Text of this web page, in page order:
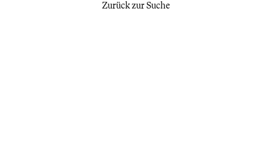
Zurück zur Suche